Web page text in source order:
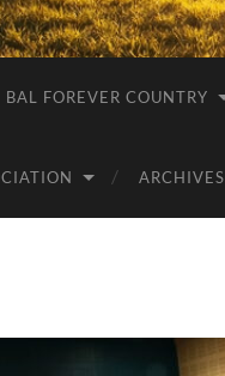
BAL FOREVER COUNTRY
ARCHIVES